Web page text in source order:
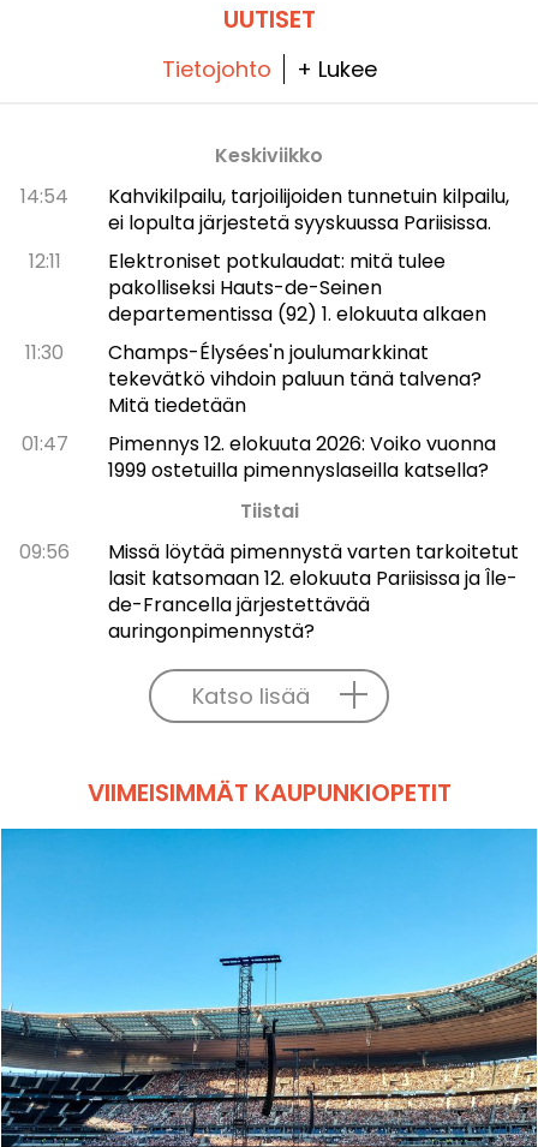
UUTISET
Tietojohto + Lukee
Keskiviikko
14:54
Kahvikilpailu, tarjoilijoiden tunnetuin kilpailu,
ei lopulta järjestetä syyskuussa Pariisissa.
12:11
Elektroniset potkulaudat: mitä tulee
pakolliseksi Hauts-de-Seinen
departementissa (92) 1. elokuuta alkaen
11:30
Champs-Élysées'n joulumarkkinat
tekevätkö vihdoin paluun tänä talvena?
Mitä tiedetään
01:47
Pimennys 12. elokuuta 2026: Voiko vuonna
1999 ostetuilla pimennyslaseilla katsella?
Tiistai
09:56
Missä löytää pimennystä varten tarkoitetut
lasit katsomaan 12. elokuuta Pariisissa ja Île-
de-Francella järjestettävää
auringonpimennystä?
Katso lisää
VIIMEISIMMÄT KAUPUNKIOPETIT